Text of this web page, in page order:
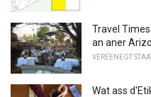
Travel
an aner
VEREENEGT
Wat ass